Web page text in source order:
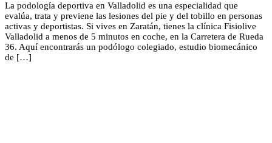
La podología deportiva en Valladolid es una especialidad que
evalúa, trata y previene las lesiones del pie y del tobillo en personas
activas y deportistas. Si vives en Zaratán, tienes la clínica Fisiolive
Valladolid a menos de 5 minutos en coche, en la Carretera de Rueda
36. Aquí encontrarás un podólogo colegiado, estudio biomecánico
de […]